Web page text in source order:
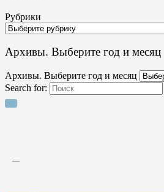
Рубрики
Архивы. Выберите год и месяц
Архивы. Выберите год и месяц
Search for: